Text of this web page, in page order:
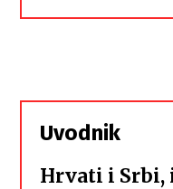
Uvodnik
Hrvati i Srbi,